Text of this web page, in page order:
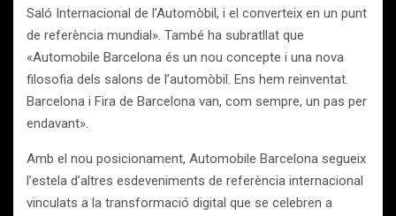
Saló Internacional de l’Automòbil, i el converteix en un punt
de referència mundial». També ha subratllat que
«Automobile Barcelona és un nou concepte i una nova
filosofia dels salons de l’automòbil. Ens hem reinventat.
Barcelona i Fira de Barcelona van, com sempre, un pas per
endavant».
Amb el nou posicionament, Automobile Barcelona segueix
l’estela d’altres esdeveniments de referència internacional
vinculats a la transformació digital que se celebren a